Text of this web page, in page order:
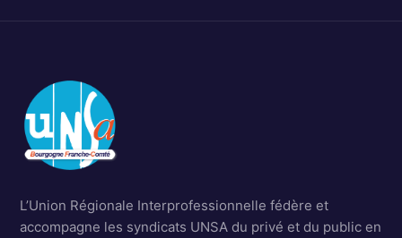
L’Union Régionale Interprofessionnelle fédère et
accompagne les syndicats UNSA du privé et du public en